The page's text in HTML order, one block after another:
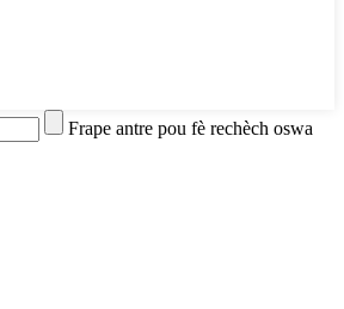
Frape antre pou fè rechèch oswa